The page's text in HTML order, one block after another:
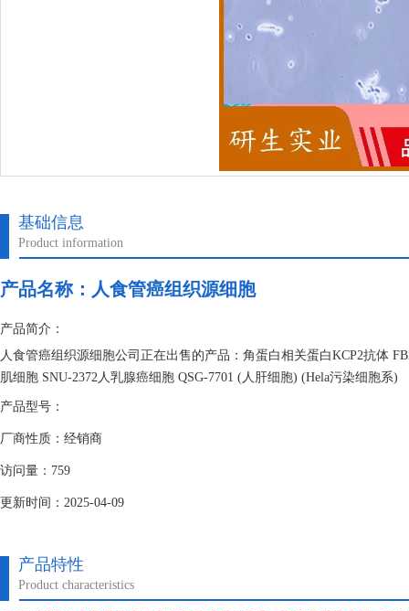
基础信息
Product information
产品名称： 人食管癌组织源细胞
产品简介：
人食管癌组织源细胞公司正在出售的产品：角蛋白相关蛋白KCP2抗体
肌细胞 SNU-2372人乳腺癌细胞 QSG-7701 (人肝细胞) (Hela污染细胞系)
产品型号：
厂商性质：经销商
访问量：759
更新时间：2025-04-09
产品特性
Product characteristics